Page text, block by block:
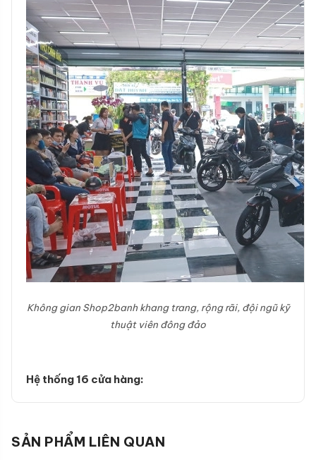
Không gian Shop2banh khang trang, rộng rãi, đội ngũ kỹ
thuật viên đông đảo
Hệ thống 16 cửa hàng:
SẢN PHẨM LIÊN QUAN